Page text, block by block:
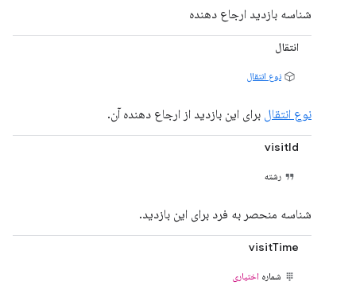
شناسه بازدید ارجاع دهنده
انتقال
نوع انتقال
نوع انتقال برای این بازدید از ارجاع دهنده آن.
visitId
رشته
شناسه منحصر به فرد برای این بازدید.
visitTime
شماره اختیاری